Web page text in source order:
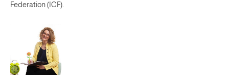
Federation (ICF).